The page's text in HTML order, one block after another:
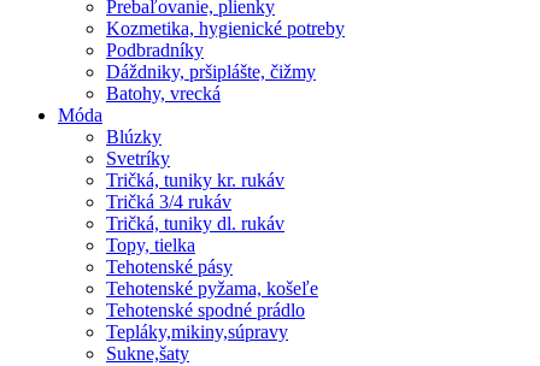
Prebaľovanie, plienky
Kozmetika, hygienické potreby
Podbradníky
Dáždniky, pršiplášte, čižmy
Batohy, vrecká
Móda
Blúzky
Svetríky
Tričká, tuniky kr. rukáv
Tričká 3/4 rukáv
Tričká, tuniky dl. rukáv
Topy, tielka
Tehotenské pásy
Tehotenské pyžama, košeľe
Tehotenské spodné prádlo
Tepláky,mikiny,súpravy
Sukne,šaty